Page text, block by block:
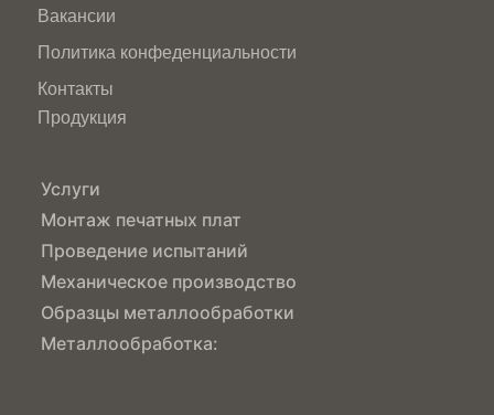
Вакансии
Политика конфеденциальности
Контакты
Продукция
Услуги
Монтаж печатных плат
Проведение испытаний
Механическое производство
Образцы металлообработки
Металлообработка: